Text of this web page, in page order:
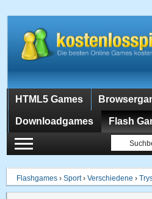
HTML5 Games
Downloadgames Flash
Flashgames ›Sport›Verschiedene ›